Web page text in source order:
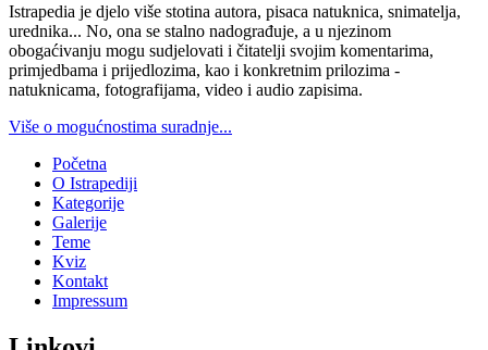
Istrapedia je djelo više stotina autora, pisaca natuknica, snimatelja,
urednika... No, ona se stalno nadograđuje, a u njezinom
obogaćivanju mogu sudjelovati i čitatelji svojim komentarima,
primjedbama i prijedlozima, kao i konkretnim prilozima -
natuknicama, fotografijama, video i audio zapisima.
Više o mogućnostima suradnje...
Početna
O Istrapediji
Kategorije
Galerije
Teme
Kviz
Kontakt
Impressum